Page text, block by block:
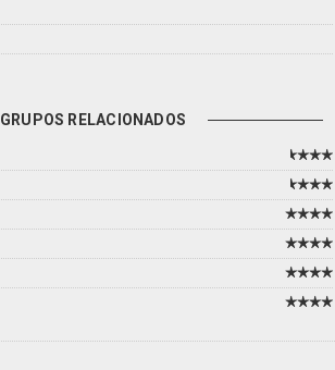
GRUPOS RELACIONADOS